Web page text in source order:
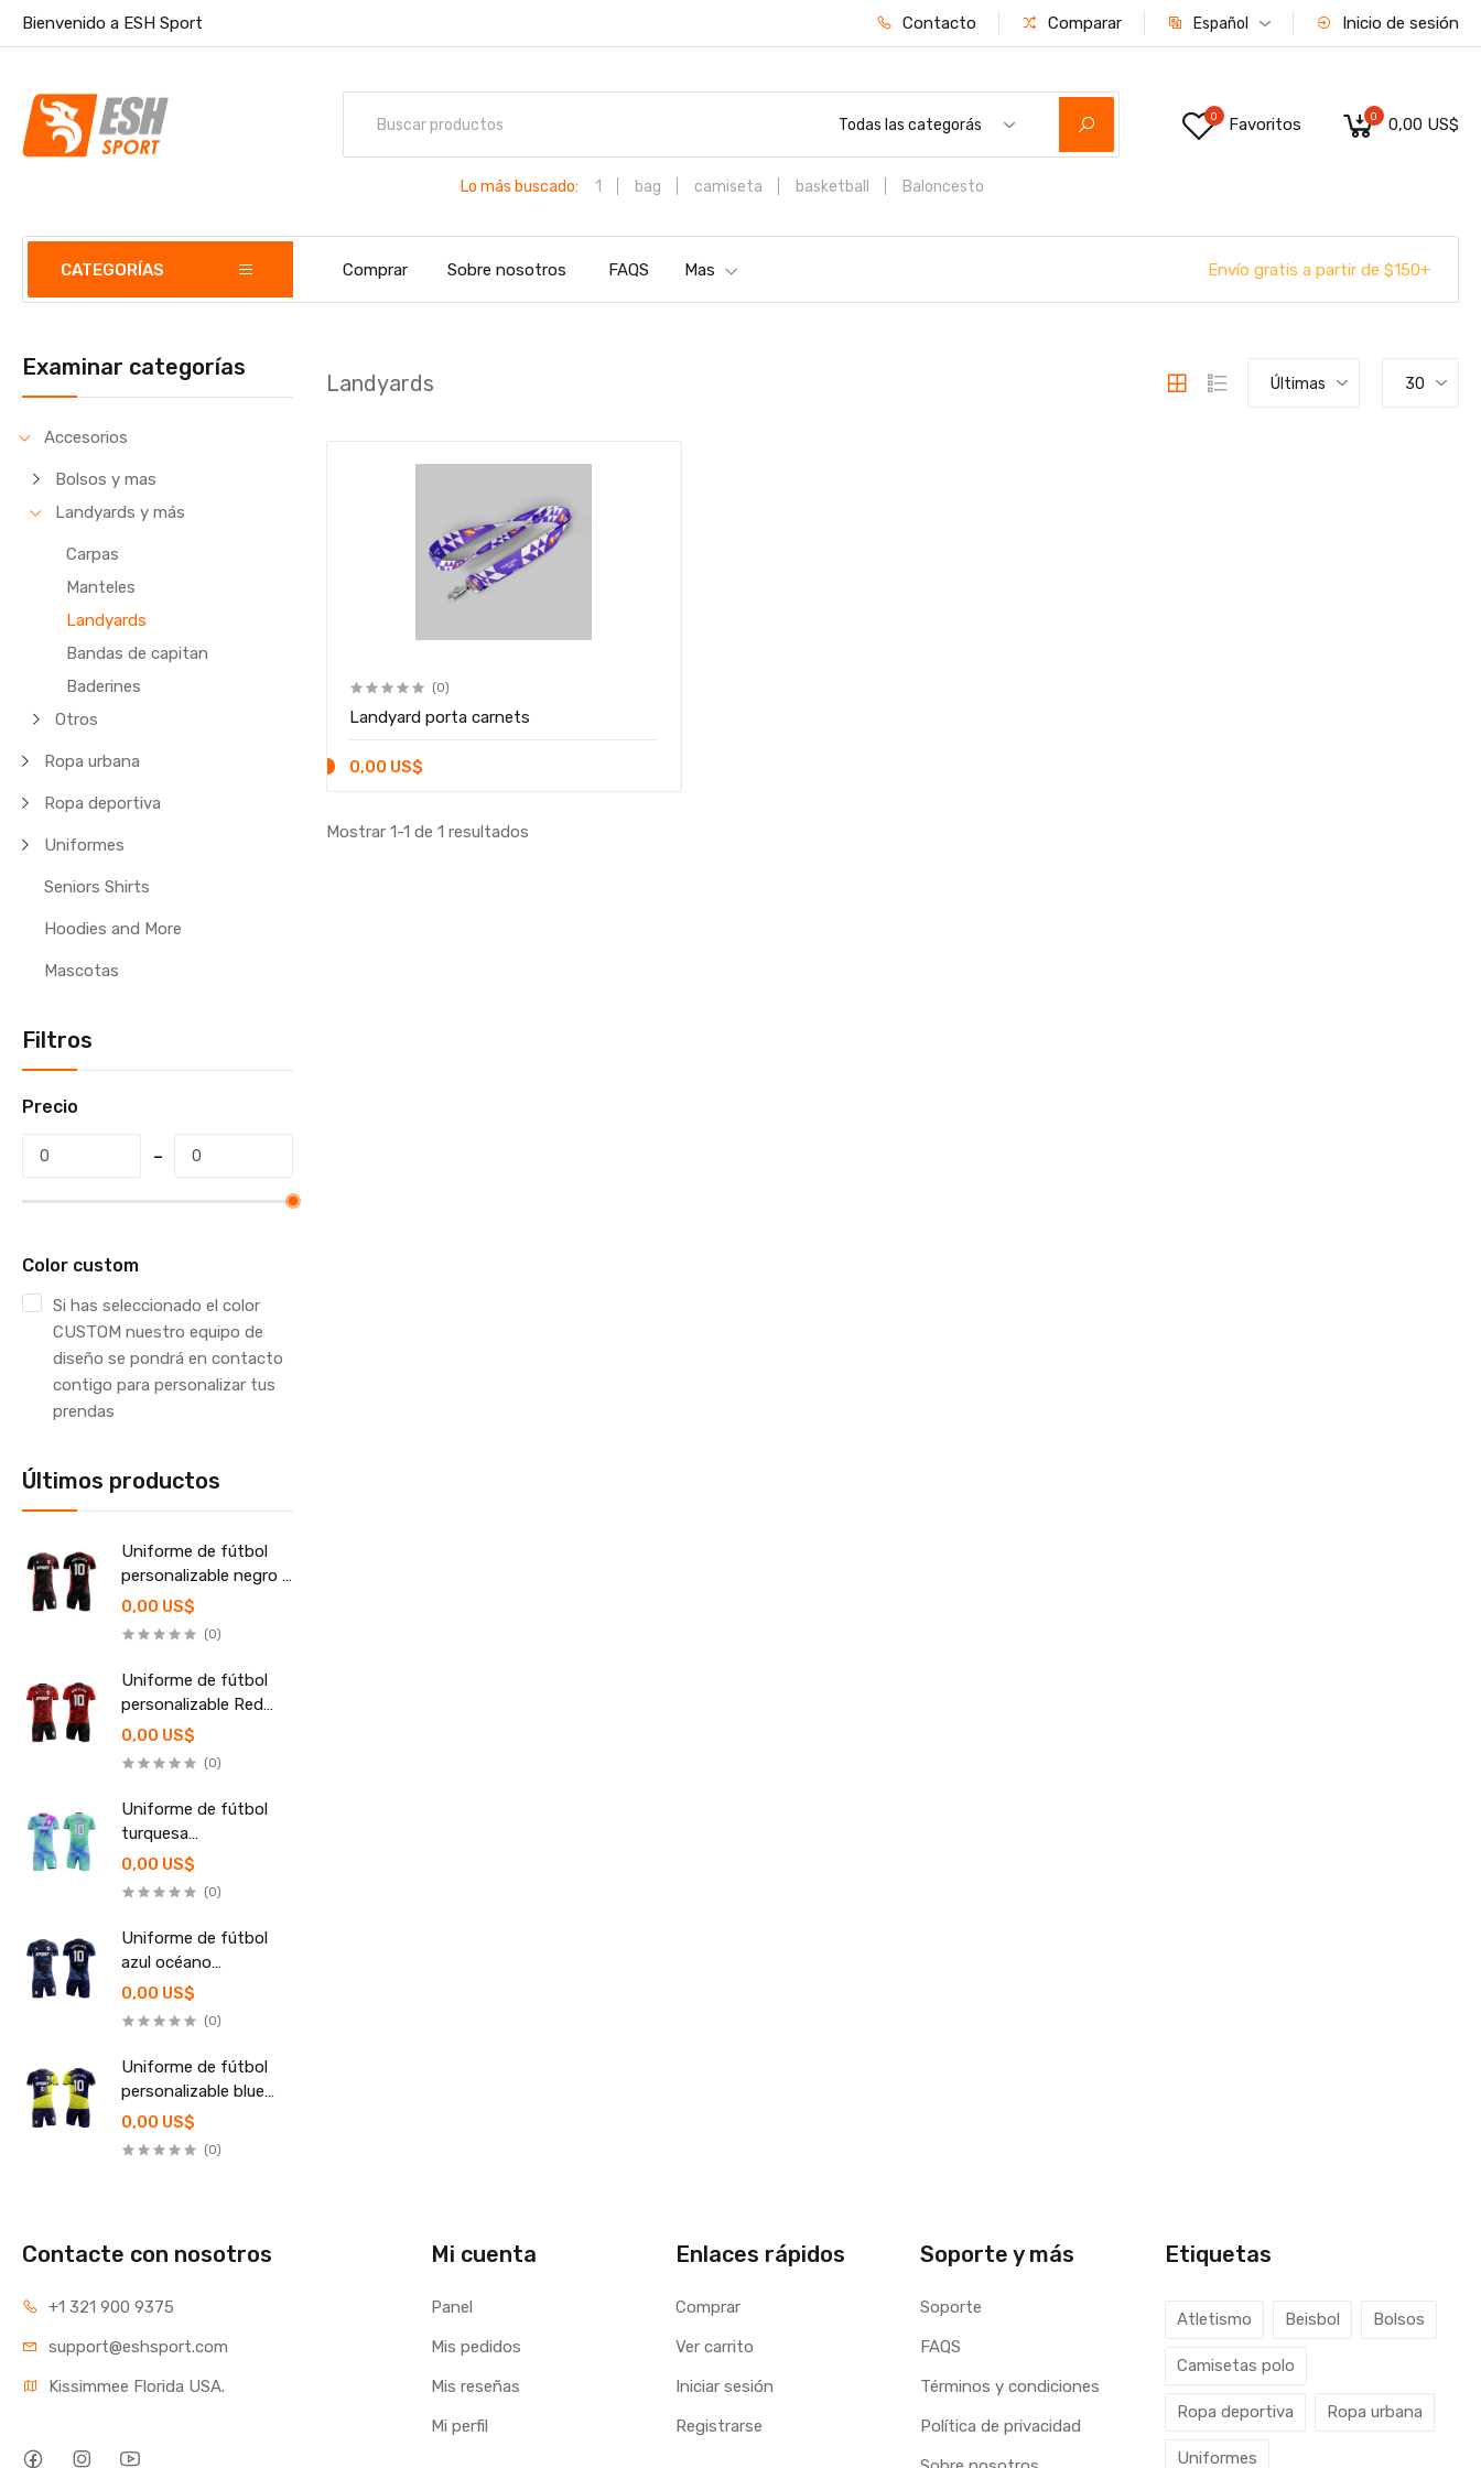
Bienvenido a ESH Sport Contacto Comparar Español Inicio de sesión
Todas las categorás
Lo más buscado: 1 bag camiseta basketball Baloncesto
0 Favoritos 0 0,00 US$
CATEGORÍAS Comprar Sobre nosotros FAQS Mas Envío gratis a partir de $150+
Examinar categorías
Accesorios
Bolsos y mas
Landyards y más
Carpas
Manteles
Landyards
Bandas de capitan
Baderines
Otros
Ropa urbana
Ropa deportiva
Uniformes
Seniors Shirts
Hoodies and More
Mascotas
Filtros
Precio
Color custom
Si has seleccionado el color
CUSTOM nuestro equipo de
diseño se pondrá en contacto
contigo para personalizar tus
prendas
Últimos productos
Uniforme de fútbol
personalizable negro y
rojo
0,00 US$
(0)
Uniforme de fútbol
personalizable Red
Fury
0,00 US$
(0)
Uniforme de fútbol
turquesa
personalizable
0,00 US$
(0)
Uniforme de fútbol
azul océano
personalizable
0,00 US$
(0)
Uniforme de fútbol
personalizable blue
fury
0,00 US$
(0)
Landyards Últimas 30
(0)
Landyard porta carnets
0,00 US$
Mostrar 1-1 de 1 resultados
Contacte con nosotros
+1 321 900 9375
support@eshsport.com
Kissimmee Florida USA.
Mi cuenta
Panel
Mis pedidos
Mis reseñas
Mi perfil
Enlaces rápidos
Comprar
Ver carrito
Iniciar sesión
Registrarse
Soporte y más
Soporte
FAQS
Términos y condiciones
Política de privacidad
Etiquetas
Atletismo Beisbol Bolsos
Camisetas polo
Ropa deportiva Ropa urbana
Uniformes